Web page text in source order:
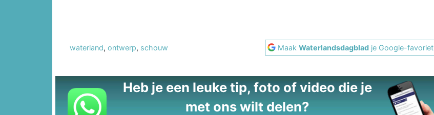
waterland, ontwerp, schouw MaakWaterlandsdagblad je Google-favoriet
Heb je een leuke tip, foto of video die je
met ons wilt delen?